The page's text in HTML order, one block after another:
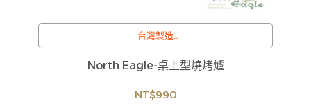
台灣製造
/
訂購注意事項 :
商品流動性快且多個平台共用庫存，偶有下單後缺貨
情形，客服人員將立即與您聯繫交期或更換商品，如
無法出貨，本公司將有權取消訂單，造成不便尚請見
North Eagle-桌上型燒烤爐
NT$990